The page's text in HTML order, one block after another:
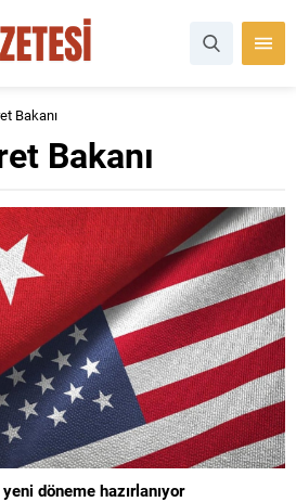
Bakanı
Bakanı
döneme hazırlanıyor